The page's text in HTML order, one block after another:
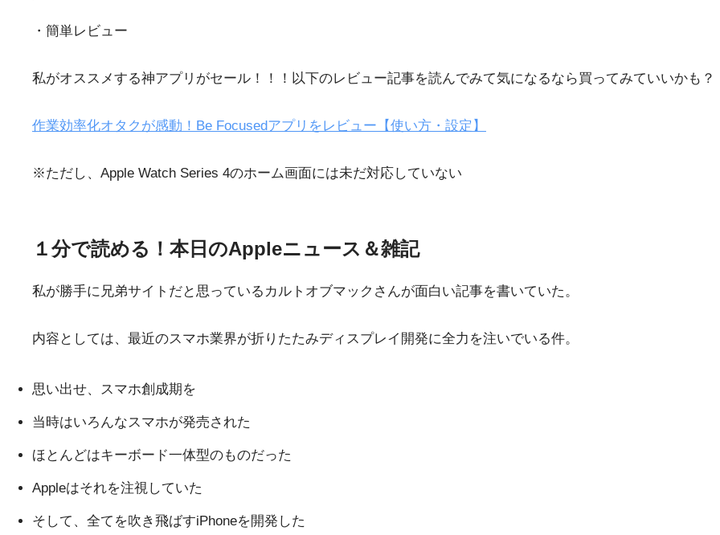
・簡単レビュー
私がオススメする神アプリがセール！！！以下のレビュー記事を読んでみて気になるなら買ってみていいかも？
作業効率化オタクが感動！Be Focusedアプリをレビュー【使い方・設定】
※ただし、Apple Watch Series 4のホーム画面には未だ対応していない
１分で読める！本日のAppleニュース＆雑記
私が勝手に兄弟サイトだと思っているカルトオブマックさんが面白い記事を書いていた。
内容としては、最近のスマホ業界が折りたたみディスプレイ開発に全力を注いでいる件。
思い出せ、スマホ創成期を
当時はいろんなスマホが発売された
ほとんどはキーボード一体型のものだった
Appleはそれを注視していた
そして、全てを吹き飛ばすiPhoneを開発した